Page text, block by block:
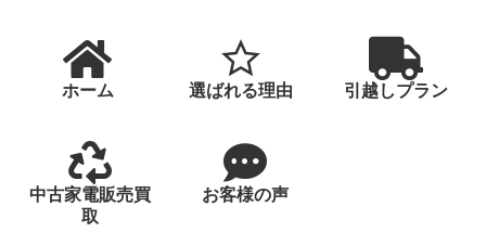
ホーム 選ばれる理由 引越しプラン
中古家電販売買
取
お客様の声